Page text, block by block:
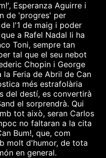
Esperanza Aguirre i
de 'progres' per
l'1 de maig i poder
a Rafel Nadal li ha
Toni, sempre tan
tal que el seu nebot
Chopin i George
la Feria de Abril de Can
més estrafolària
del destí, es convertirà
el sorprendrà. Qui
tot això, seran Carlos
no faltaran a la cita
Bum!, que, com
molt d'humor, de tota
en general.